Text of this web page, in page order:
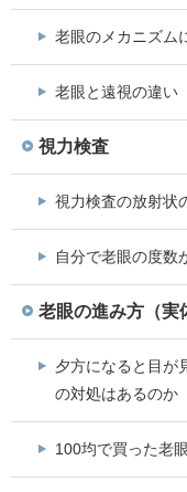
老眼のメカニズム
老眼と遠視の違い
視力検査
視力検査の放射状
自分で老眼の度数
老眼の進み方（実
夕方になると目が
の対処はあるのか
100均で買った老